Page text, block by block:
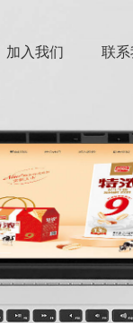
加入我们 联系